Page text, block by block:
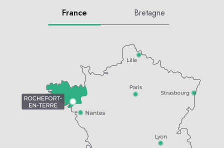
France Bretagne